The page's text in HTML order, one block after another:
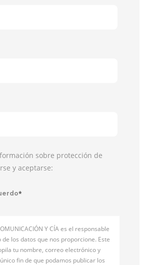
sobre protección de
y aceptarse:
*
Y CÍA es el responsable
los datos que nos proporcione. Este
tu nombre, correo electrónico y
fin de que podamos publicar los